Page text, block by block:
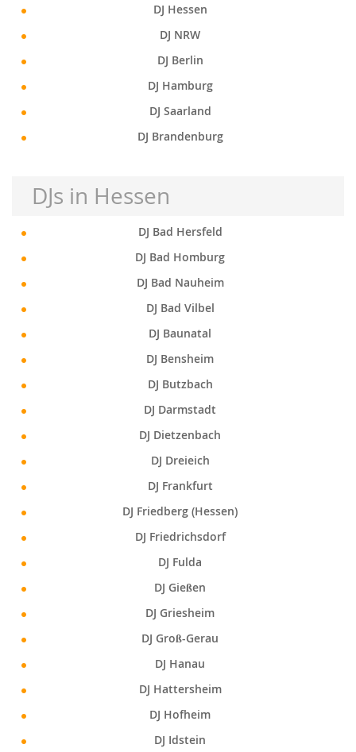
DJ Hessen
DJ NRW
DJ Berlin
DJ Hamburg
DJ Saarland
DJ Brandenburg
DJs in Hessen
DJ Bad Hersfeld
DJ Bad Homburg
DJ Bad Nauheim
DJ Bad Vilbel
DJ Baunatal
DJ Bensheim
DJ Butzbach
DJ Darmstadt
DJ Dietzenbach
DJ Dreieich
DJ Frankfurt
DJ Friedberg (Hessen)
DJ Friedrichsdorf
DJ Fulda
DJ Gießen
DJ Griesheim
DJ Groß-Gerau
DJ Hanau
DJ Hattersheim
DJ Hofheim
DJ Idstein